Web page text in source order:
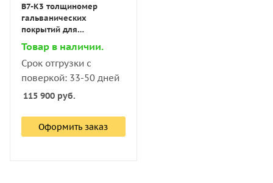
В7-К3 толщиномер
гальванических
покрытий для
магнитного (сталь)
основания с поверкой
Товар в наличии.
Срок отгрузки с
поверкой: 33-50 дней
115 900 руб.
Оформить заказ